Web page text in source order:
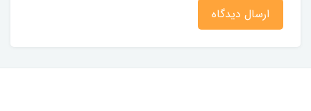
ارسال دیدگاه